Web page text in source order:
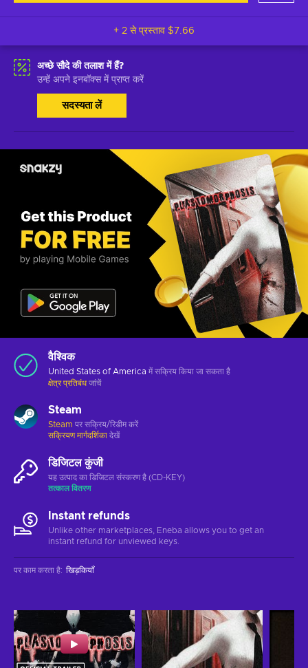
+ 2 से प्रस्ताव $7.66
अच्छे सौदे की तलाश में हैं?
उन्हें अपने इनबॉक्स में प्राप्त करें
सदस्यता लें
वैश्विक
United States of America में सक्रिय किया जा सकता है
क्षेत्र प्रतिबंध जांचें
Steam
Steam पर सक्रिय/रिडीम करें
सक्रियण मार्गदर्शिका देखें
डिजिटल कुंजी
यह उत्पाद का डिजिटल संस्करण है (CD-KEY)
तत्काल वितरण
Instant refunds
Unlike other marketplaces, Eneba allows you to get an
instant refund for unviewed keys.
पर काम करता है: खिड़कियाँ